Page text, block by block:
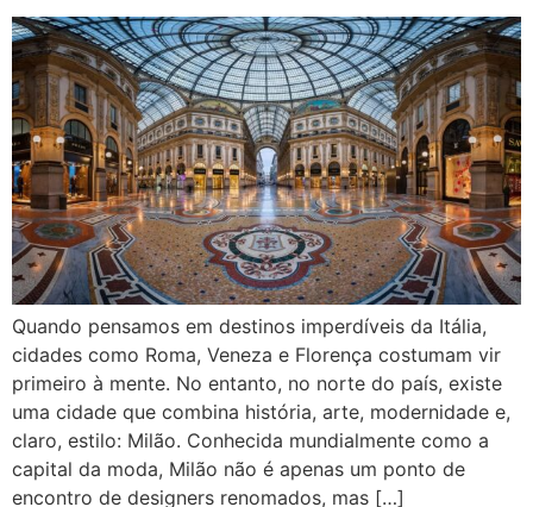
Quando pensamos em destinos imperdíveis da Itália,
cidades como Roma, Veneza e Florença costumam vir
primeiro à mente. No entanto, no norte do país, existe
uma cidade que combina história, arte, modernidade e,
claro, estilo: Milão. Conhecida mundialmente como a
capital da moda, Milão não é apenas um ponto de
encontro de designers renomados, mas […]